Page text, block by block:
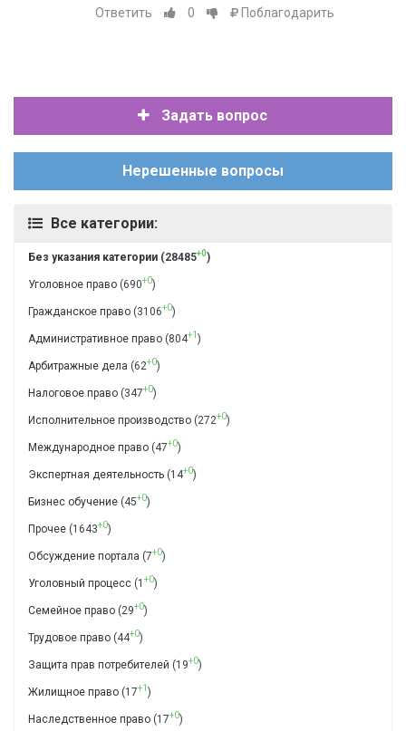
Ответить 0 Поблагодарить
Задать вопрос
Нерешенные вопросы
Все категории:
Без указания категории (28485+0)
Уголовное право (690+0)
Гражданское право (3106+0)
Административное право (804+1 )
Арбитражные дела (62+0)
Налоговое право (347+0)
Исполнительное производство (272+0)
Международное право (47+0)
Экспертная деятельность (14+0)
Бизнес обучение (45+0)
Прочее (1643+0)
Обсуждение портала (7+0)
Уголовный процесс (1 +0)
Семейное право (29+0)
Трудовое право (44+0)
Защита прав потребителей (19+0)
Жилищное право (17+1 )
Наследственное право (17+0)